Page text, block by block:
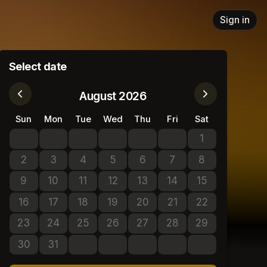
Sign in
Select date
August 2026
Sun Mon Tue Wed Thu Fri Sat
1No tickets
2No tickets available
3
No tickets available
4No tickets available
5
No tickets available
6No tickets available
7No tickets available
8No tickets
9No tickets available
10No tickets available
11No tickets available
12No tickets available
13No tickets available
14No tickets available
15No tickets
16No tickets available
17No tickets available
18No tickets available
19No tickets available
20No tickets available
21No tickets available
22No tickets
23No tickets available
24No tickets available
25No tickets available
26No tickets available
27No tickets available
28No tickets available
29No tickets
30
No tickets available
31No tickets available